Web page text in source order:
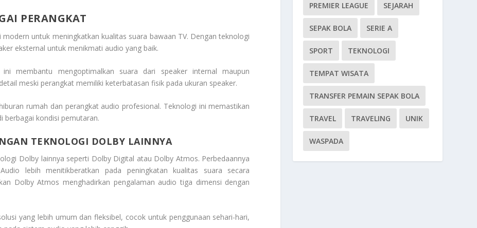
PERANGKAT
untuk meningkatkan kualitas suara bawaan TV. Dengan teknologi
eksternal untuk menikmati audio yang baik.
membantu mengoptimalkan suara dari speaker internal maupun
meski perangkat memiliki keterbatasan fisik pada ukuran speaker.
rumah dan perangkat audio profesional. Teknologi ini memastikan
berbagai kondisi pemutaran.
TEKNOLOGI DOLBY LAINNYA
Dolby lainnya seperti Dolby Digital atau Dolby Atmos. Perbedaannya
lebih menitikberatkan pada peningkatan kualitas suara secara
Dolby Atmos menghadirkan pengalaman audio tiga dimensi dengan
yang lebih umum dan fleksibel, cocok untuk penggunaan sehari-hari,
PREMIER LEAGUE SEJARAH
SEPAK BOLA SERIE A
SPORT TEKNOLOGI
TEMPAT WISATA
TRANSFER PEMAIN SEPAK BOLA
TRAVEL TRAVELING UNIK
WASPADA